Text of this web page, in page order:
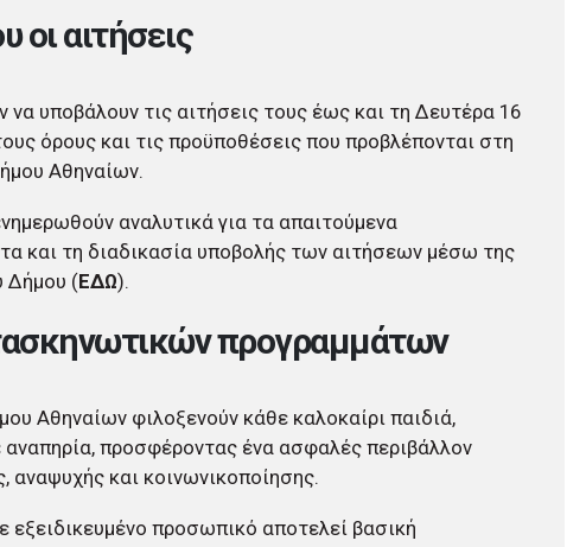
οι αιτήσεις
να υποβάλουν τις αιτήσεις τους έως και τη Δευτέρα 16
όρους και τις προϋποθέσεις που προβλέπονται στη
Αθηναίων.
αναλυτικά για τα απαιτούμενα
και τη διαδικασία υποβολής των αιτήσεων μέσω της
Δήμου (ΕΔΩ).
προγραμμάτων
Αθηναίων φιλοξενούν κάθε καλοκαίρι παιδιά,
αναπηρία, προσφέροντας ένα ασφαλές περιβάλλον
αναψυχής και κοινωνικοποίησης.
προσωπικό αποτελεί βασική